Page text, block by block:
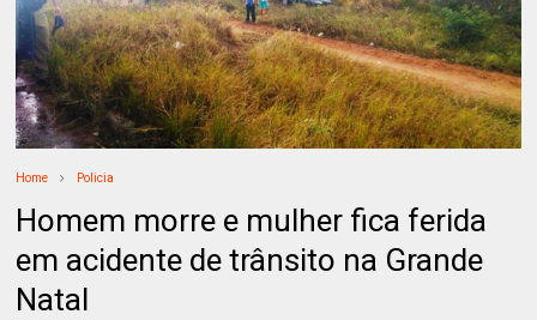
Home Policia
Homem morre e mulher fica ferida
em acidente de trânsito na Grande
Natal